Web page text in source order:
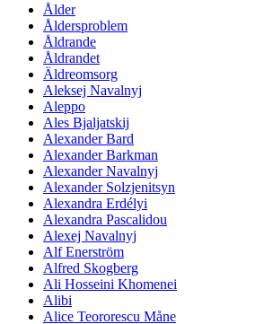
Ålder
Åldersproblem
Åldrande
Åldrandet
Äldreomsorg
Aleksej Navalnyj
Aleppo
Ales Bjaljatskij
Alexander Bard
Alexander Barkman
Alexander Navalnyj
Alexander Solzjenitsyn
Alexandra Erdélyi
Alexandra Pascalidou
Alexej Navalnyj
Alf Enerström
Alfred Skogberg
Ali Hosseini Khomenei
Alibi
Alice Teororescu Måne